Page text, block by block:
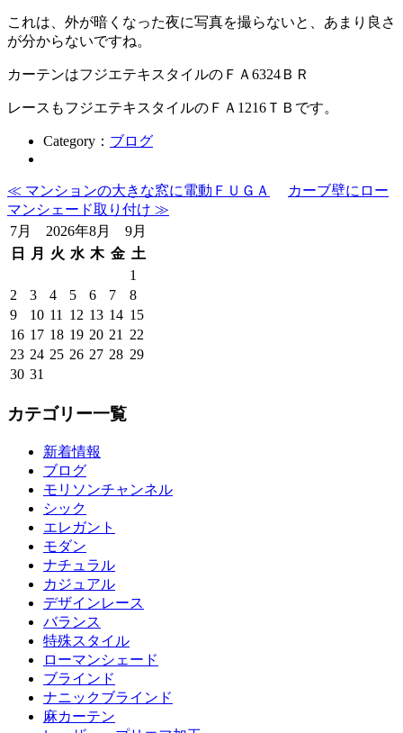
これは、外が暗くなった夜に写真を撮らないと、あまり良さ
が分からないですね。
カーテンはフジエテキスタイルのＦＡ6324ＢＲ
レースもフジエテキスタイルのＦＡ1216ＴＢです。
Category： ブログ
≪ マンションの大きな窓に電動ＦＵＧＡ
カーブ壁にロー
マンシェード取り付け ≫
7月 2026年8月 9月
日
月 火 水 木 金 土
1
2
3 4 5 6 7
8
9
10 11 12 13 14 15
16 17 18 19 20 21
22
23 24 25 26 27 28 29
30 31
カテゴリー一覧
新着情報
ブログ
モリソンチャンネル
シック
エレガント
モダン
ナチュラル
カジュアル
デザインレース
バランス
特殊スタイル
ローマンシェード
ブラインド
ナニックブラインド
麻カーテン